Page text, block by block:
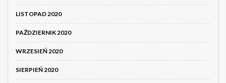
LISTOPAD 2020
PAŹDZIERNIK 2020
WRZESIEŃ 2020
SIERPIEŃ 2020